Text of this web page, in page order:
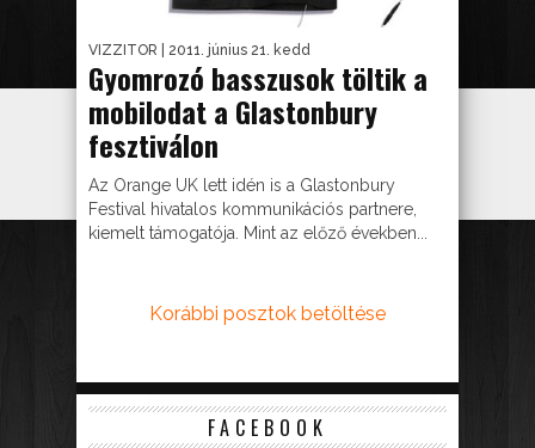
VIZZITOR | 2011. június 21. kedd
Gyomrozó basszusok töltik a
mobilodat a Glastonbury
fesztiválon
Az Orange UK lett idén is a Glastonbury
Festival hivatalos kommunikációs partnere,
kiemelt támogatója. Mint az előző években...
Korábbi posztok betöltése
FACEBOOK